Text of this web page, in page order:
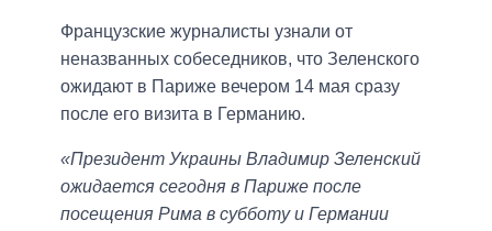
Французские журналисты узнали от
неназванных собеседников, что Зеленского
ожидают в Париже вечером 14 мая сразу
после его визита в Германию.
«Президент Украины Владимир Зеленский
ожидается сегодня в Париже после
посещения Рима в субботу и Германии